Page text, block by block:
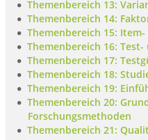
Themenbereich 13:
Themenbereich 14:
Themenbereich 15:
Themenbereich 16:
Themenbereich 17:
Themenbereich 18:
Themenbereich 19:
Themenbereich 20:
Forschungsmethoden
Themenbereich 21: